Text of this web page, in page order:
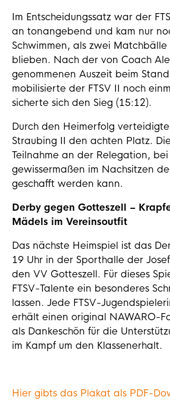
Im Entscheidungssatz war der
an tonangebend und kam nur
Schwimmen, als zwei Matchbälle
blieben. Nach der von Coach
genommenen Auszeit beim
mobilisierte der FTSV II noch
sicherte sich den Sieg (15:12).
Durch den Heimerfolg verteidigte
Straubing II den achten Platz.
Teilnahme an der Relegation,
gewissermaßen im Nachsitzen
geschafft werden kann.
Derby gegen Gotteszell –
Mädels im Vereinsoutfit
Das nächste Heimspiel ist das
19 Uhr in der Sporthalle der
den VV Gotteszell. Für dieses
FTSV-Talente ein besonderes
lassen. Jede FTSV-
erhält einen original NAWARO-
als Dankeschön für die
im Kampf um den Klassenerhalt.
Hier gibts das Plakat als PDF-